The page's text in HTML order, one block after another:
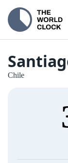
Chile